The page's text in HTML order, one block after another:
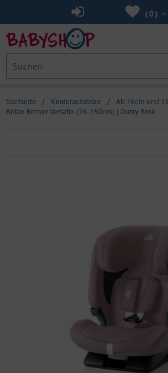
(0 )
Startseite / Kinderautositze / Ab 76cm und
Britax Römer Versafix (76-150cm) | Dusty Rose